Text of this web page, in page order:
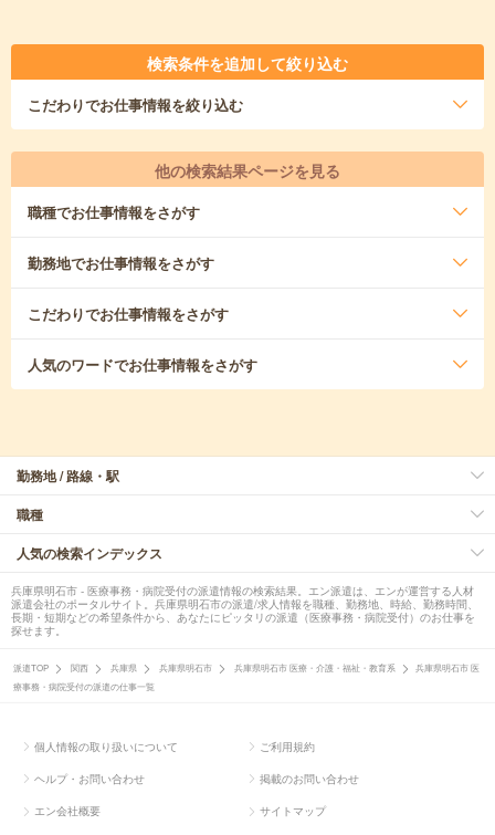
検索条件を追加して絞り込む
こだわりでお仕事情報を絞り込む
他の検索結果ページを見る
職種でお仕事情報をさがす
勤務地でお仕事情報をさがす
こだわりでお仕事情報をさがす
人気のワードでお仕事情報をさがす
勤務地 / 路線・駅
職種
人気の検索インデックス
兵庫県明石市 - 医療事務・病院受付の派遣情報の検索結果。エン派遣は、エンが運営する人材
派遣会社のポータルサイト。兵庫県明石市の派遣/求人情報を職種、勤務地、時給、勤務時間、
長期・短期などの希望条件から、あなたにピッタリの派遣（医療事務・病院受付）のお仕事を
探せます。
派遣TOP 関西 兵庫県 兵庫県明石市 兵庫県明石市 医療・介護・福祉・教育系
兵庫県明石市 医
療事務・病院受付の派遣の仕事一覧
個人情報の取り扱いについて ご利用規約
ヘルプ・お問い合わせ 掲載のお問い合わせ
エン会社概要 サイトマップ